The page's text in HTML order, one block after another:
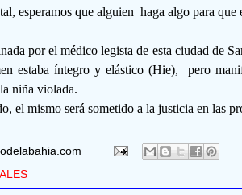
esperamos que alguien haga algo para que
por el médico legista de esta ciudad de
estaba íntegro y elástico (Hie), pero
niña violada.
el mismo será sometido a la justicia en las